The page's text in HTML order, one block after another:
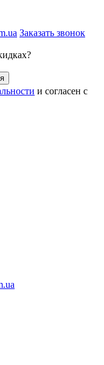
Заказать звонок
и согласен с